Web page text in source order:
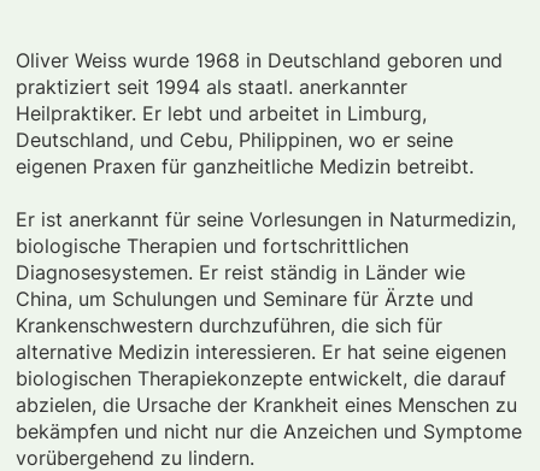
Oliver Weiss wurde 1968 in Deutschland geboren und
praktiziert seit 1994 als staatl. anerkannter
Heilpraktiker. Er lebt und arbeitet in Limburg,
Deutschland, und Cebu, Philippinen, wo er seine
eigenen Praxen für ganzheitliche Medizin betreibt.
Er ist anerkannt für seine Vorlesungen in Naturmedizin,
biologische Therapien und fortschrittlichen
Diagnosesystemen. Er reist ständig in Länder wie
China, um Schulungen und Seminare für Ärzte und
Krankenschwestern durchzuführen, die sich für
alternative Medizin interessieren. Er hat seine eigenen
biologischen Therapiekonzepte entwickelt, die darauf
abzielen, die Ursache der Krankheit eines Menschen zu
bekämpfen und nicht nur die Anzeichen und Symptome
vorübergehend zu lindern.